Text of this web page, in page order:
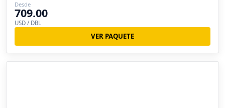
Desde
709.00
USD / DBL
VER PAQUETE